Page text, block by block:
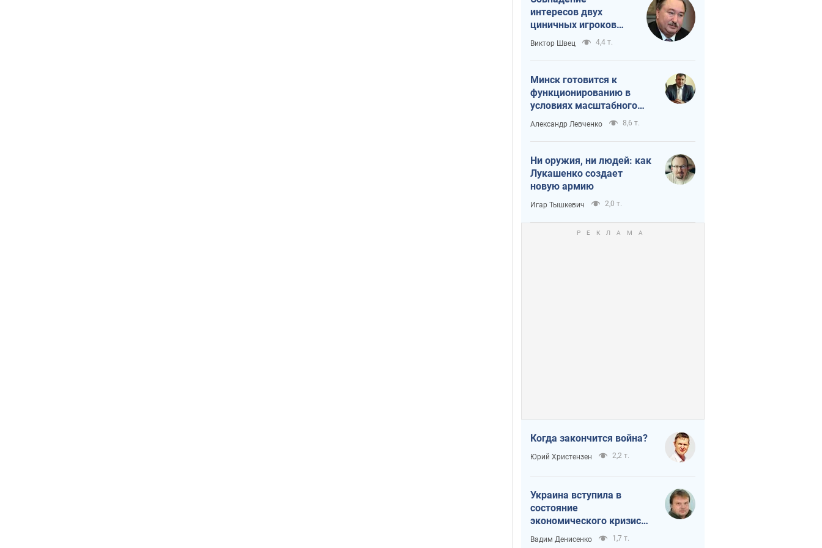
интересов двух
циничных игроков
или тайный план
Трампа и Путина?
Виктор Швец 4,4 т.
Минск готовится к
функционированию в
условиях масштабного
военного кризиса
Александр Левченко 8,6 т.
Ни оружия, ни людей: как
Лукашенко создает
новую армию
Игар Тышкевич 2,0 т.
Когда закончится война?
Юрий Христензен 2,2 т.
Украина вступила в
состояние
экономического кризиса.
Есть ли свет в конце
Вадим Денисенко 1,7 т.